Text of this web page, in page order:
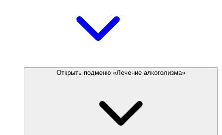
Открыть подменю «Лечение алкоголизма»